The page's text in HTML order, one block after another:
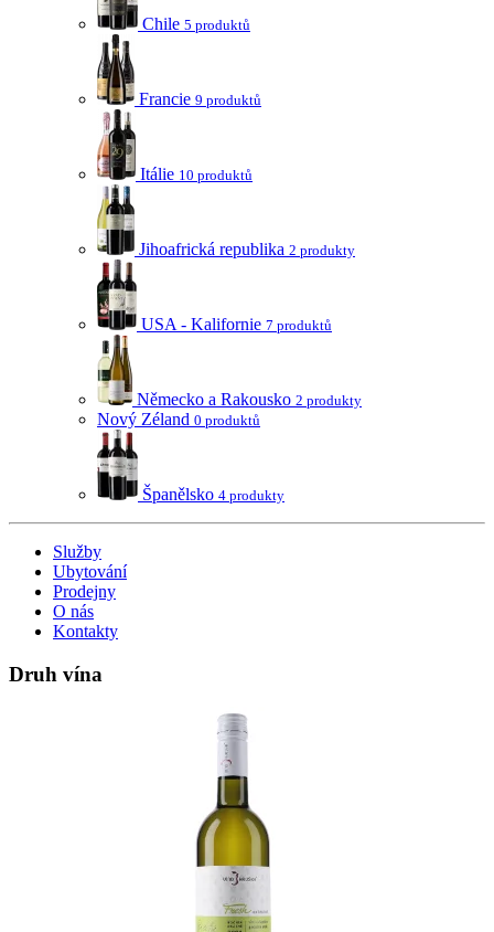
Chile 5 produktů
Francie 9 produktů
Itálie 10 produktů
Jihoafrická republika 2 produkty
USA - Kalifornie 7 produktů
Německo a Rakousko 2 produkty
Nový Zéland 0 produktů
Španělsko 4 produkty
Služby
Ubytování
Prodejny
O nás
Kontakty
Druh vína